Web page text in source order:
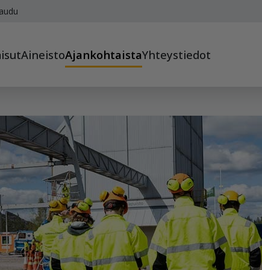
AineistoAjankohtaistaYhteystiedot